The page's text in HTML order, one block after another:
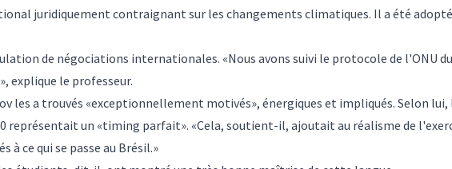
juridiquement contraignant sur les changements climatiques. Il a été
de négociations internationales. «Nous avons suivi le protocole de l'ONU
explique le professeur.
les a trouvés «exceptionnellement motivés», énergiques et impliqués. Selon lui,
représentait un «timing parfait». «Cela, soutient-il, ajoutait au réalisme de
ce qui se passe au Brésil.»